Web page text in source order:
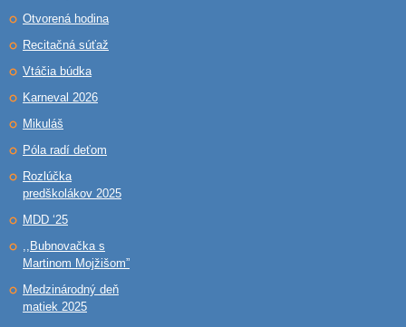
Otvorená hodina
Recitačná súťaž
Vtáčia búdka
Karneval 2026
Mikuláš
Póla radí deťom
Rozlúčka
predškolákov 2025
MDD ‘25
,,Bubnovačka s
Martinom Mojžišom”
Medzinárodný deň
matiek 2025